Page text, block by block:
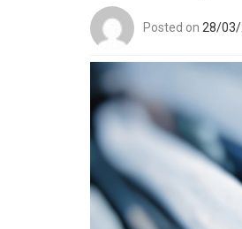
Posted on 28/